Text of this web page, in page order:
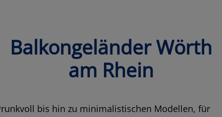
Balkongeländer Wörth
am Rhein
bis hin zu minimalistischen Modellen, für